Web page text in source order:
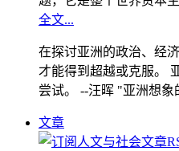
全文...
在探讨亚洲的政治、经
才能得到超越或克服。
尝试。 --汪晖 "亚洲想象
文章